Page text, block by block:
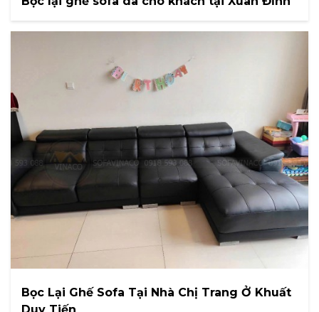
Bọc Lại Ghế Sofa Tại Nhà Chị Trang Ở Khuất